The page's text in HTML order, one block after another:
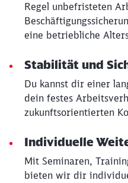
Regel unbefristeten
eine betriebliche
Stabilität und
Du kannst dir einer
dein festes
zukunftsorientierten
Individuelle
Mit Seminaren,
bieten wir dir